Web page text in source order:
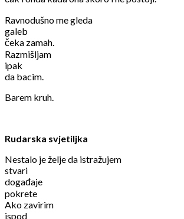
Ravnodušno me gleda
galeb
čeka zamah.
Razmišljam
ipak
da bacim.
Barem kruh.
Rudarska svjetiljka
Nestalo je želje da istražujem
stvari
događaje
pokrete
Ako zavirim
ispod